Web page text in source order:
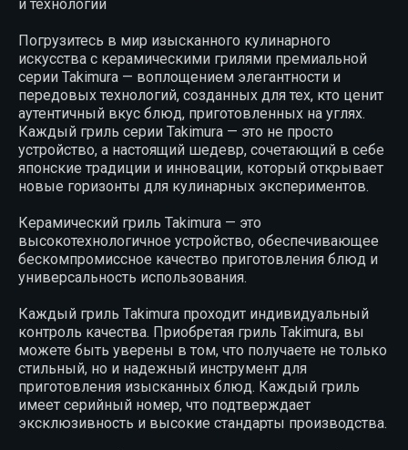
и технологий
Погрузитесь в мир изысканного кулинарного
искусства с керамическими грилями премиальной
серии Takimura — воплощением элегантности и
передовых технологий, созданных для тех, кто ценит
аутентичный вкус блюд, приготовленных на углях.
Каждый гриль серии Takimura — это не просто
устройство, а настоящий шедевр, сочетающий в себе
японские традиции и инновации, который открывает
новые горизонты для кулинарных экспериментов.
Керамический гриль Takimura — это
высокотехнологичное устройство, обеспечивающее
бескомпромиссное качество приготовления блюд и
универсальность использования.
Каждый гриль Takimura проходит индивидуальный
контроль качества. Приобретая гриль Takimura, вы
можете быть уверены в том, что получаете не только
стильный, но и надежный инструмент для
приготовления изысканных блюд. Каждый гриль
имеет серийный номер, что подтверждает
эксклюзивность и высокие стандарты производства.